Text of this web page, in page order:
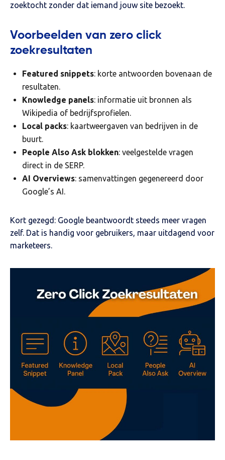
zoektocht zonder dat iemand jouw site bezoekt.
Voorbeelden van zero click
zoekresultaten
Featured snippets: korte antwoorden bovenaan de
resultaten.
Knowledge panels: informatie uit bronnen als
Wikipedia of bedrijfsprofielen.
Local packs: kaartweergaven van bedrijven in de
buurt.
People Also Ask blokken: veelgestelde vragen
direct in de SERP.
AI Overviews: samenvattingen gegenereerd door
Google’s AI.
Kort gezegd: Google beantwoordt steeds meer vragen
zelf. Dat is handig voor gebruikers, maar uitdagend voor
marketeers.